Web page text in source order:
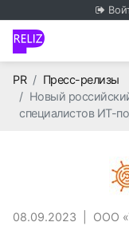
PRГлавная
Пресс-релизы
Новый
специалистов ИТ-
08.09.2023 ООО